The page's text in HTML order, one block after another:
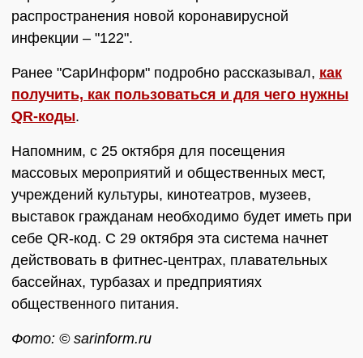
распространения новой коронавирусной
инфекции – "122".
Ранее "СарИнформ" подробно рассказывал, как
получить, как пользоваться и для чего нужны
QR-коды.
Напомним, с 25 октября для посещения
массовых мероприятий и общественных мест,
учреждений культуры, кинотеатров, музеев,
выставок гражданам необходимо будет иметь при
себе QR-код. С 29 октября эта система начнет
действовать в фитнес-центрах, плавательных
бассейнах, турбазах и предприятиях
общественного питания.
Фото: © sarinform.ru